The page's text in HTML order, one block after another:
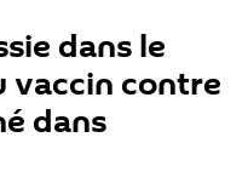
dans le
vaccin contre
dans